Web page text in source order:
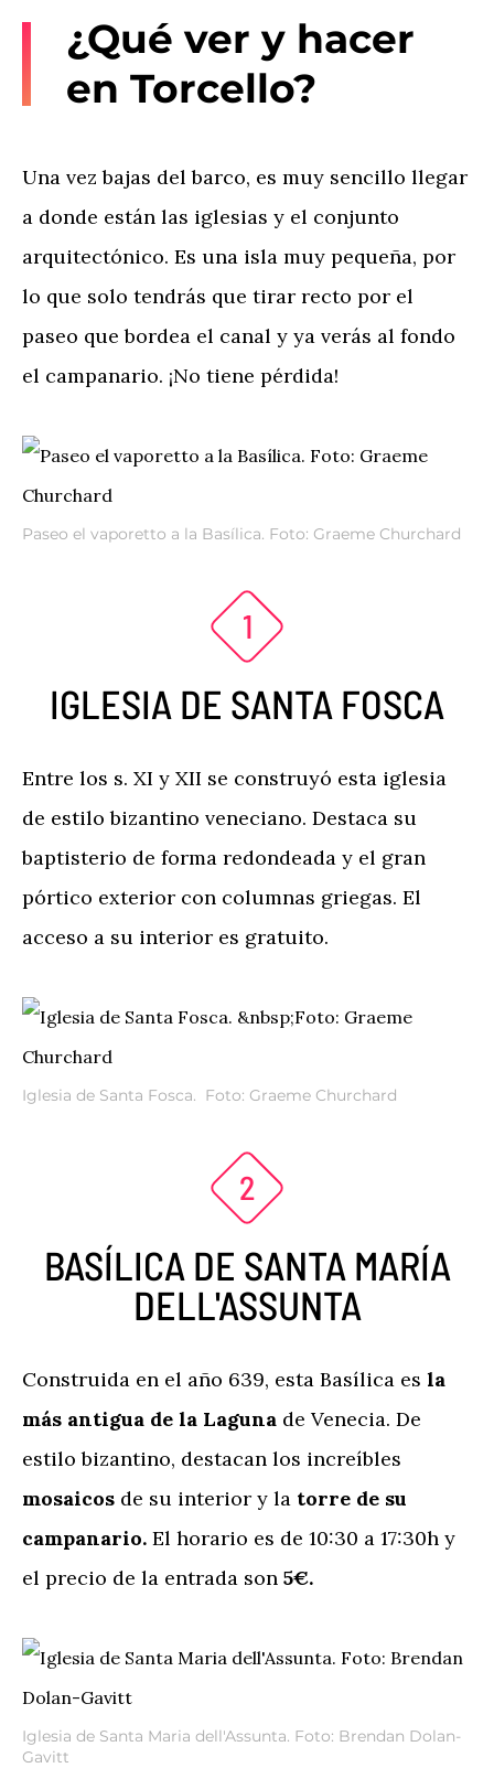
¿Qué ver y hacer
en Torcello?
Una vez bajas del barco, es muy sencillo llegar
a donde están las iglesias y el conjunto
arquitectónico. Es una isla muy pequeña, por
lo que solo tendrás que tirar recto por el
paseo que bordea el canal y ya verás al fondo
el campanario. ¡No tiene pérdida!
Paseo el vaporetto a la Basílica. Foto: Graeme Churchard
IGLESIA DE SANTA FOSCA
Entre los s. XI y XII se construyó esta iglesia
de estilo bizantino veneciano. Destaca su
baptisterio de forma redondeada y el gran
pórtico exterior con columnas griegas. El
acceso a su interior es gratuito.
Iglesia de Santa Fosca. Foto: Graeme Churchard
BASÍLICA DE SANTA MARÍA
DELL'ASSUNTA
Construida en el año 639, esta Basílica es la
más antigua de la Laguna de Venecia. De
estilo bizantino, destacan los increíbles
mosaicos de su interior y la torre de su
campanario. El horario es de 10:30 a 17:30h y
el precio de la entrada son 5€.
Iglesia de Santa Maria dell'Assunta. Foto: Brendan Dolan-
Gavitt